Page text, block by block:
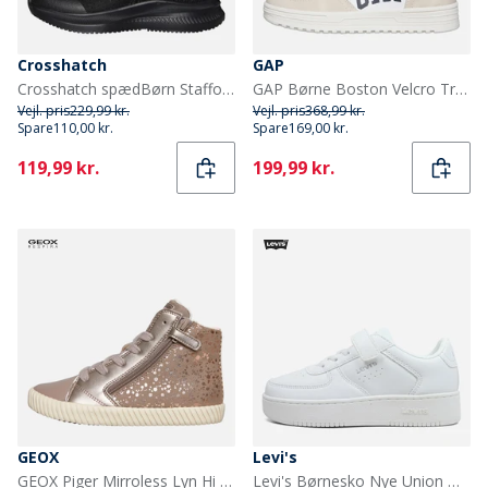
Crosshatch
Crosshatch spædBørn Stafford Træningssko Sort Mono
Vejl. pris229,99 kr.
Spare110,00 kr.
Current
119,99 kr.
GAP
GAP Børne Boston Velcro Træningssko Hvid
Vejl. pris368,99 kr.
Spare169,00 kr.
Current
199,99 kr.
GEOX
GEOX Piger Mirroless Lyn Hi Top Træningssko Dark Beige
Levi's
Levi's Børnesko Nye Union Markante Sneakers White 0061